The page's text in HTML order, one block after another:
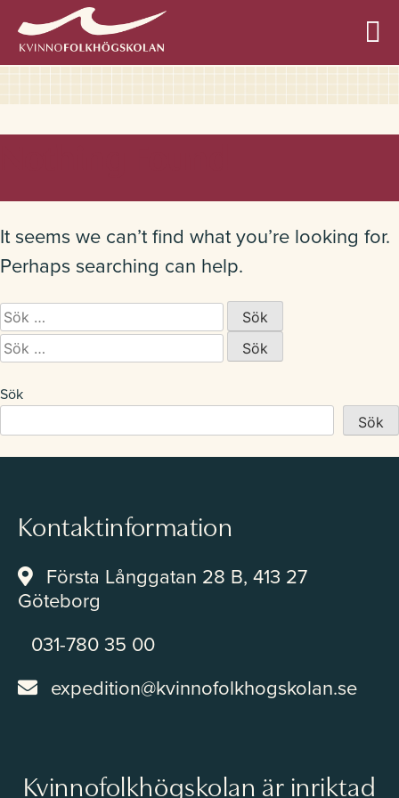
Allmän kurs
Profilkurser
Övriga kurser
Studerande
Kontakt
Om Kvinnofolkhögskolan
Lokaluthyrning
It seems we can’t find what you’re looking for.
Perhaps searching can help.
Sök
efter:
Sök
efter:
Sök
Sök
Kontaktinformation
Första Långgatan 28 B, 413 27
Göteborg
031-780 35 00
expedition@kvinnofolkhogskolan.se
Kvinnofolkhögskolan är inriktad